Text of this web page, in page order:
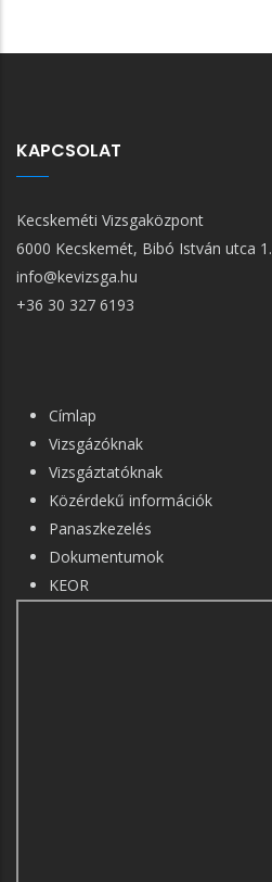
KAPCSOLAT
Kecskeméti Vizsgaközpont
6000 Kecskemét, Bibó István utca 1.
info@kevizsga.hu
+36 30 327 6193
FŐ
NAVIGÁCIÓ
Címlap
Vizsgázóknak
Vizsgáztatóknak
Közérdekű információk
Panaszkezelés
Dokumentumok
KEOR